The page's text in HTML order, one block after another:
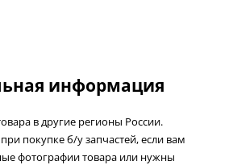
информация
в другие регионы России.
покупке б/у запчастей, если вам
фотографии товара или нужны